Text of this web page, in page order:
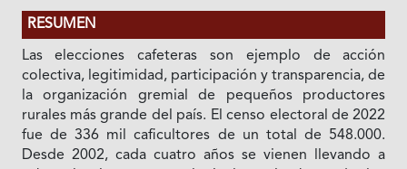
RESUMEN
Las elecciones cafeteras son ejemplo de acción
colectiva, legitimidad, participación y transparencia, de
la organización gremial de pequeños productores
rurales más grande del país. El censo electoral de 2022
fue de 336 mil caficultores de un total de 548.000.
Desde 2002, cada cuatro años se vienen llevando a